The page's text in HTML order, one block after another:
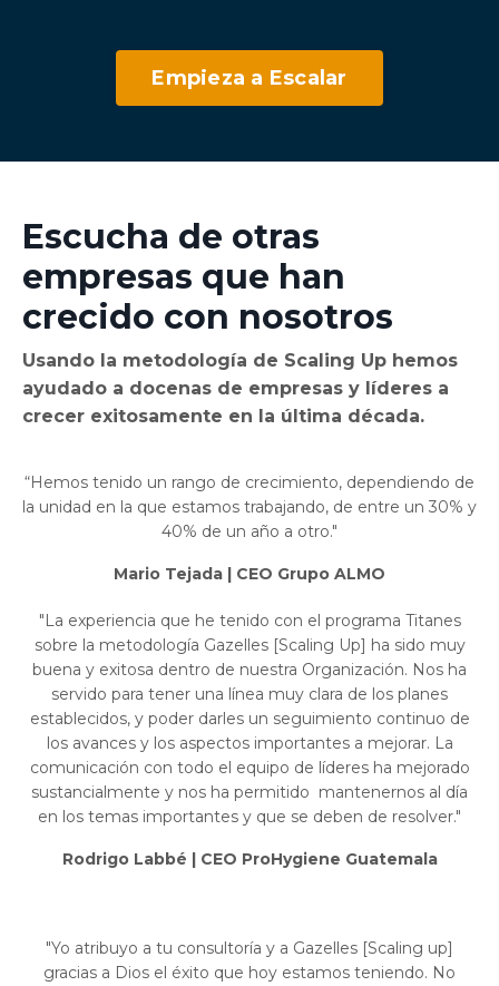
Empieza a Escalar
Escucha de otras
empresas que han
crecido con nosotros
Usando la metodología de Scaling Up hemos
ayudado a docenas de empresas y líderes a
crecer exitosamente en la última década.
“Hemos tenido un rango de crecimiento, dependiendo de
la unidad en la que estamos trabajando, de entre un 30% y
40% de un año a otro."
Mario Tejada | CEO Grupo ALMO
"La experiencia que he tenido con el programa Titanes
sobre la metodología Gazelles [Scaling Up] ha sido muy
buena y exitosa dentro de nuestra Organización. Nos ha
servido para tener una línea muy clara de los planes
establecidos, y poder darles un seguimiento continuo de
los avances y los aspectos importantes a mejorar. La
comunicación con todo el equipo de líderes ha mejorado
sustancialmente y nos ha permitido mantenernos al día
en los temas importantes y que se deben de resolver."
Rodrigo Labbé | CEO ProHygiene Guatemala
"Yo atribuyo a tu consultoría y a Gazelles [Scaling up]
gracias a Dios el éxito que hoy estamos teniendo. No